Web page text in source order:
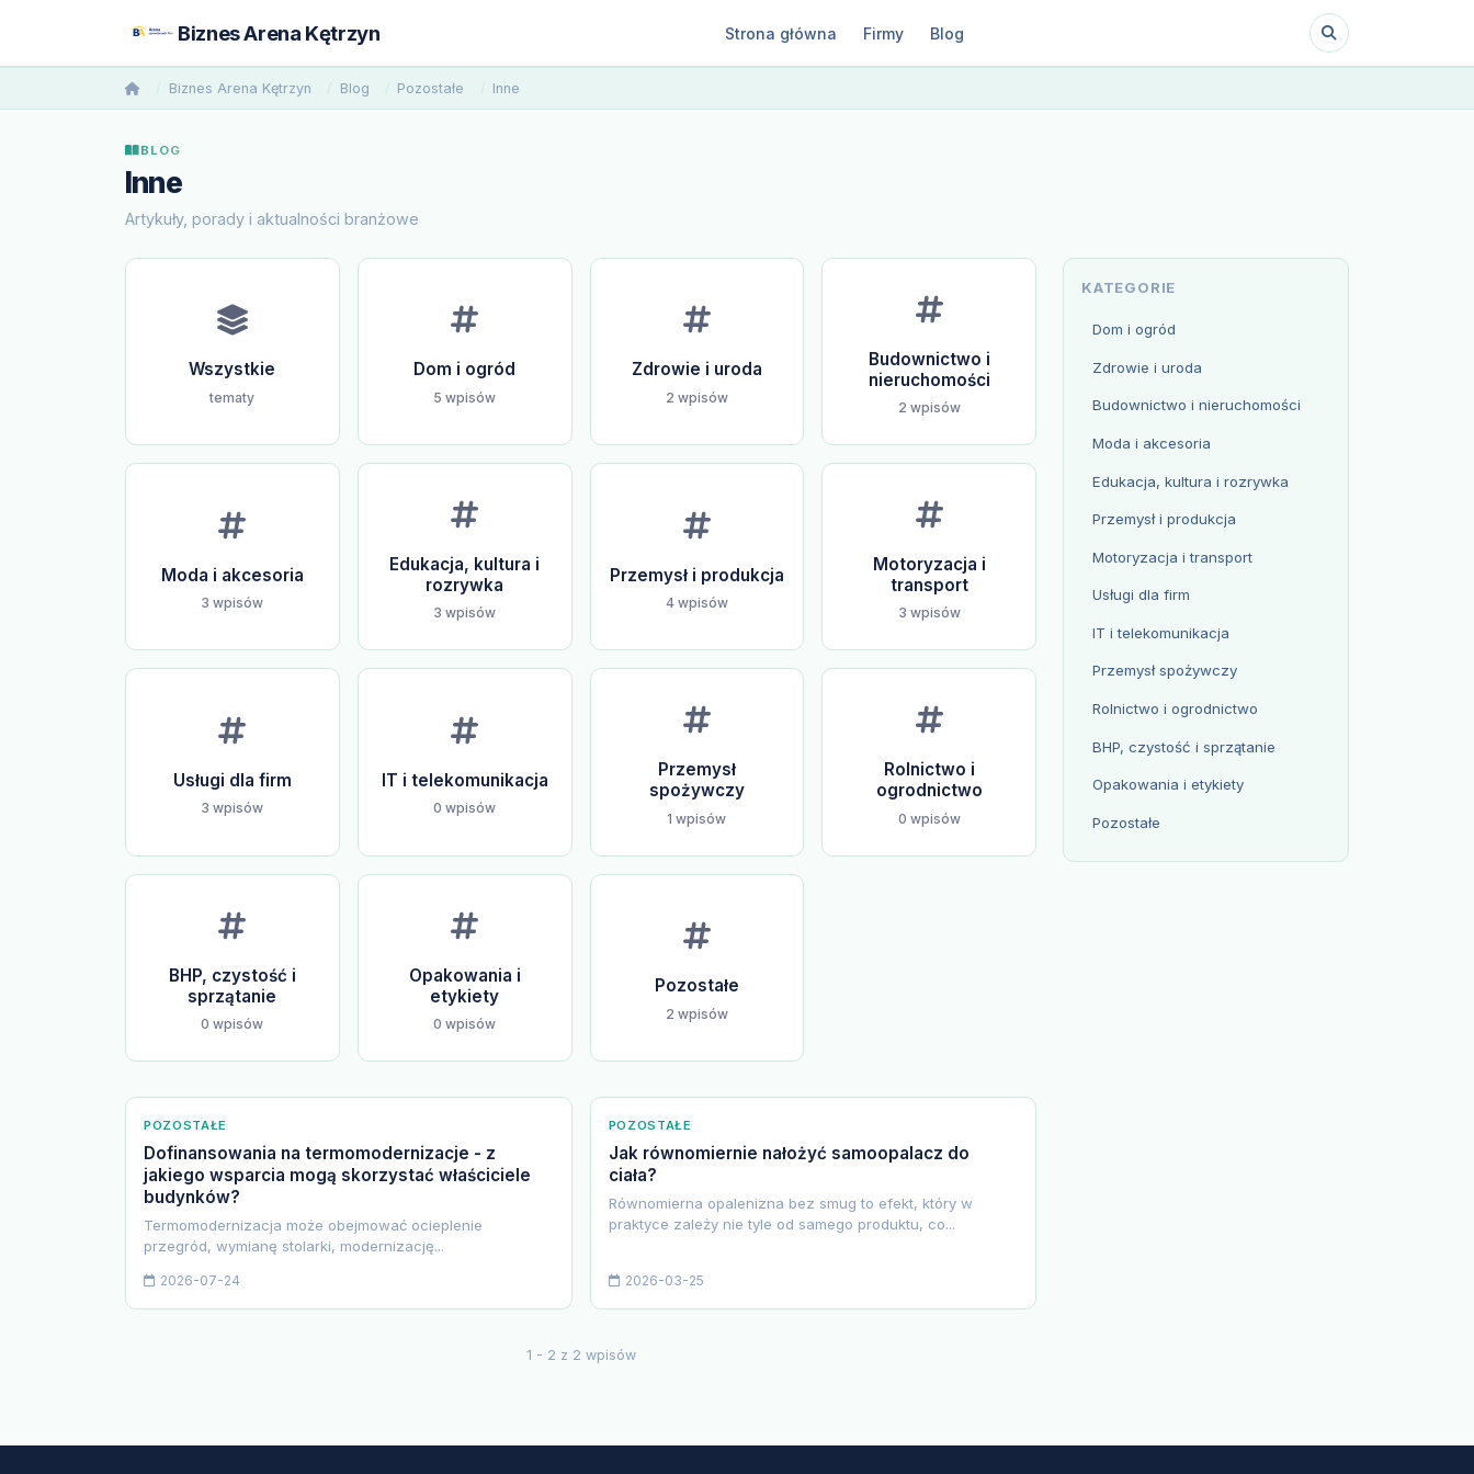
Biznes Arena Kętrzyn Strona główna Firmy Blog
Biznes Arena Kętrzyn Blog Pozostałe Inne
BLOG
Inne
Artykuły, porady i aktualności branżowe
Wszystkie
tematy
Dom i ogród
5 wpisów
Zdrowie i uroda
2 wpisów
Budownictwo i
nieruchomości
2 wpisów
Moda i akcesoria
3 wpisów
Edukacja, kultura i
rozrywka
3 wpisów
Przemysł i produkcja
4 wpisów
Motoryzacja i
transport
3 wpisów
Usługi dla firm
3 wpisów
IT i telekomunikacja
0 wpisów
Przemysł
spożywczy
1 wpisów
Rolnictwo i
ogrodnictwo
0 wpisów
BHP, czystość i
sprzątanie
0 wpisów
Opakowania i
etykiety
0 wpisów
Pozostałe
2 wpisów
POZOSTAŁE
Dofinansowania na termomodernizacje - z
jakiego wsparcia mogą skorzystać właściciele
budynków?
Termomodernizacja może obejmować ocieplenie
przegród, wymianę stolarki, modernizację...
2026-07-24
POZOSTAŁE
Jak równomiernie nałożyć samoopalacz do
ciała?
Równomierna opalenizna bez smug to efekt, który w
praktyce zależy nie tyle od samego produktu, co...
2026-03-25
1 - 2 z 2 wpisów
KATEGORIE
Dom i ogród
Zdrowie i uroda
Budownictwo i nieruchomości
Moda i akcesoria
Edukacja, kultura i rozrywka
Przemysł i produkcja
Motoryzacja i transport
Usługi dla firm
IT i telekomunikacja
Przemysł spożywczy
Rolnictwo i ogrodnictwo
BHP, czystość i sprzątanie
Opakowania i etykiety
Pozostałe